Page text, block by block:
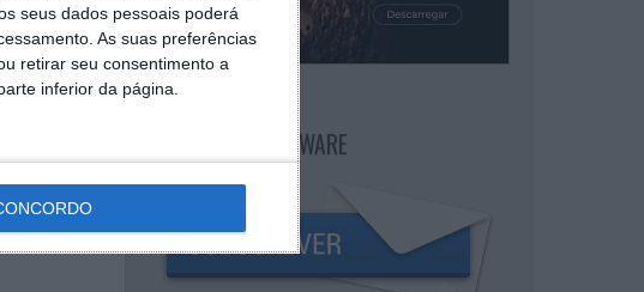
seus dados pessoais poderá
As suas preferências
retirar seu consentimento a
inferior da página.
NEWSLETTER PPLWARE